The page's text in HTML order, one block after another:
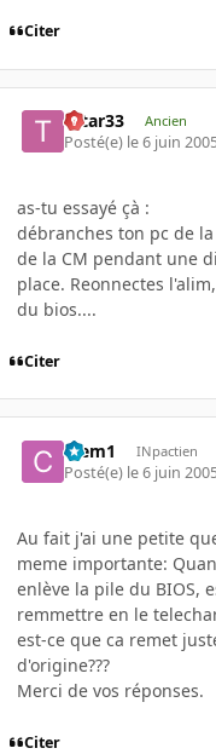
Citer
tatar33 Ancien
Posté(e) le 6 juin
as-tu essayé çà :
débranches ton pc de
de la CM pendant une
place. Reonnectes
du bios....
Citer
Clem1 INpactien
Posté(e) le 6 juin
Au fait j'ai une petite
meme importante:
enlève la pile du BIOS,
remmettre en le
est-ce que ca remet
d'origine???
Merci de vos réponses.
Citer